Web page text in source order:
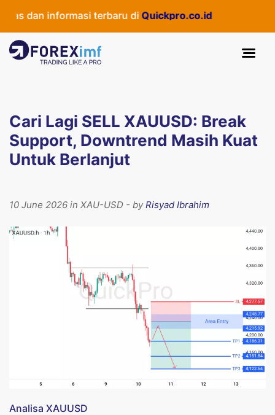
dan informasi terbaru diQuickpro.co.id
Cari Lagi SELL XAUUSD: Break
Support, Downtrend Masih Kuat
Untuk Berlanjut
10 June 2026 in XAU-USD - byRisyad Ibrahim
Analisa XAUUSD